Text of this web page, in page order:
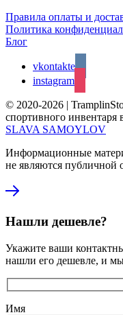
Правила оплаты и
Политика
Блог
vkontakte
instagram
© 2020-2026 |
спортивного
SLAVA SAMOYLOV
Информационные
не являются публичной
Нашли дешевле?
Укажите ваши
нашли его дешевле, и
Имя